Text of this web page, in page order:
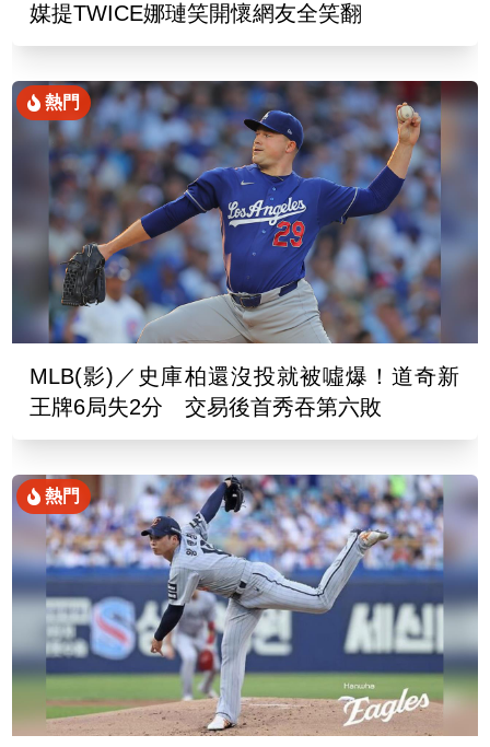
媒提TWICE娜璉笑開懷網友全笑翻
熱門
MLB(影)／史庫柏還沒投就被噓爆！道奇新
王牌6局失2分 交易後首秀吞第六敗
熱門